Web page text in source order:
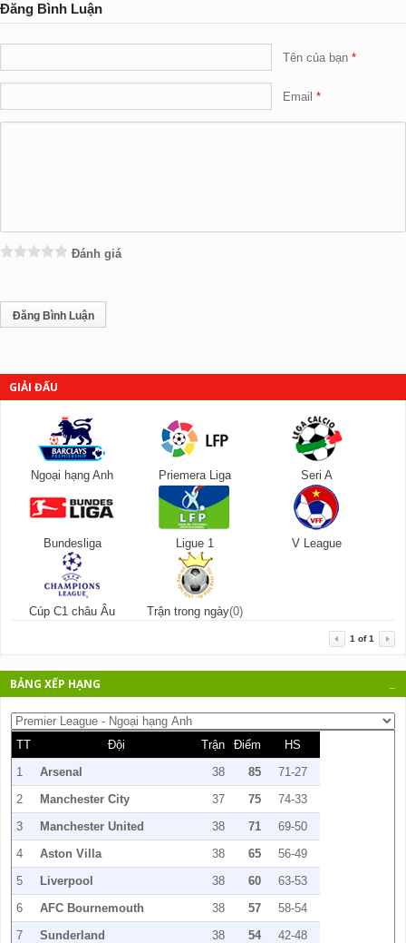
Đăng Bình Luận
Tên của bạn
Email
Đánh giá
GIẢI ĐẤU
Ngoại hạng Anh Priemera Liga Seri A
Bundesliga Ligue 1 V League
Cúp C1 châu Âu Trận trong ngày(0)
1 of1
BẢNG XẾP HẠNG
TT Đội Trận Điểm
HS
1
Arsenal 38 85
71-27
2
Manchester City 37 75
74-33
3
Manchester United 38 71
69-50
4
Aston Villa 38 65
56-49
5
Liverpool 38 60
63-53
6
AFC Bournemouth 38 57
58-54
7
Sunderland 38 54 42-48